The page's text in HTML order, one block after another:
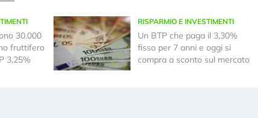
30.000
fruttifero
3,25%
RISPARMIO E INVESTIMENTI
Un BTP che paga il 3,30%
fisso per 7 anni e oggi si
compra a sconto sul mercato